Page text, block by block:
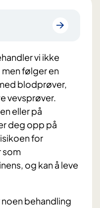
vi ikke
følger en
blodprøver,
vevsprøver.
eller på
deg opp på
for
som
og kan å leve
behandling